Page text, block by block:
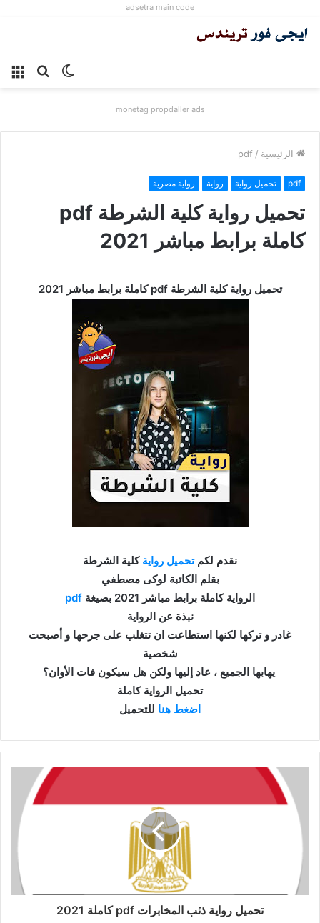
adsetra main code
بحث الوضع
monetag propdaller ads
الرئيسية /
pdf
pdf تحميل رواية رواية رواية مصرية
تحميل رواية كلية الشرطة pdf
كاملة برابط مباشر 2021
تحميل رواية كلية الشرطة pdf كاملة برابط مباشر 2021
نقدم لكمتحميل رواية كلية الشرطة
بقلم الكاتبة لوكى مصطفي
الرواية كاملة برابط مباشر 2021 بصيغة
pdf
نبذة عن الرواية
غادر و تركها لكنها استطاعت ان تتغلب على جرحها و أصبحت
شخصية
يهابها الجميع ، عاد إليها ولكن هل سيكون فات الأوان؟
تحميل الرواية كاملة
اضغط هنا للتحميل
تحميل رواية ذئب المخابرات pdf كاملة 2021